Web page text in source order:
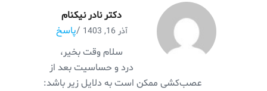
دکتر نادر نیکنام
آذر 16, 1403 /پاسخ
سلام وقت بخیر،
درد و حساسیت بعد از
عصب‌کشی ممکن است به دلایل زیر باشد: